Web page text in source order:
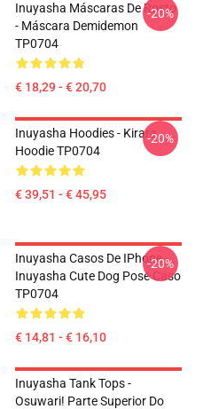
Inuyasha Máscaras De Rosto
- Máscara Demidemon
TP0704
€ 18,29 - € 20,70
-20%
Inuyasha Hoodies - Kirara
Hoodie TP0704
€ 39,51 - € 45,95
-20%
Inuyasha Casos De IPhone -
Inuyasha Cute Dog Pose Caso
TP0704
€ 14,81 - € 16,10
-20%
Inuyasha Tank Tops -
Osuwari! Parte Superior Do